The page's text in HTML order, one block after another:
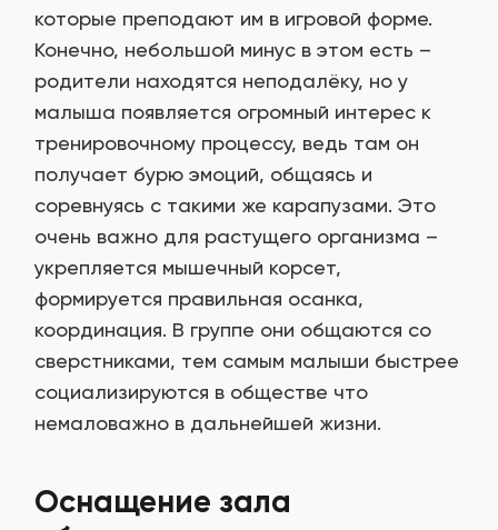
которые преподают им в игровой форме.
Конечно, небольшой минус в этом есть –
родители находятся неподалёку, но у
малыша появляется огромный интерес к
тренировочному процессу, ведь там он
получает бурю эмоций, общаясь и
соревнуясь с такими же карапузами. Это
очень важно для растущего организма –
укрепляется мышечный корсет,
формируется правильная осанка,
координация. В группе они общаются со
сверстниками, тем самым малыши быстрее
социализируются в обществе что
немаловажно в дальнейшей жизни.
Оснащение зала